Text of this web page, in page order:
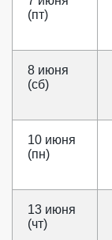
(пт)
8 июня
(сб)
10 июня
(пн)
13 июня
(чт)